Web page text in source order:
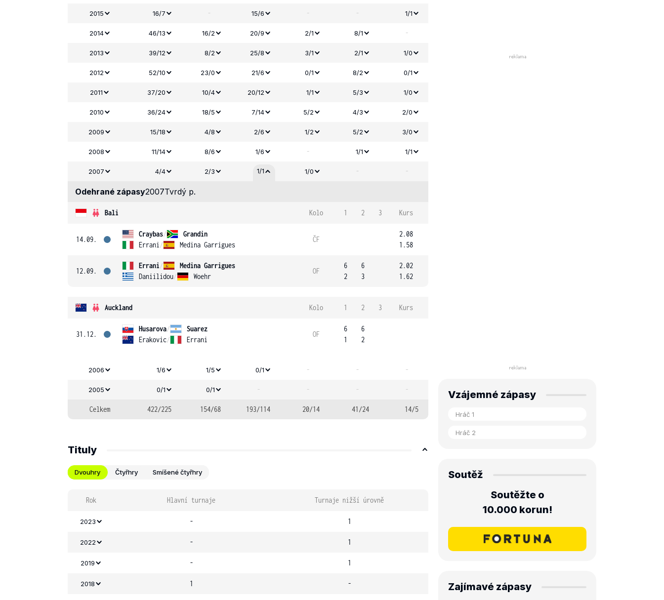
2015 16/7 - 15/6 - - 1/1
2014 46/13 16/2 20/9 2/1 8/1 -
2013 39/12 8/2 25/8 3/1 2/1 1/0
2012 52/10 23/0 21/6 0/1 8/2 0/1
2011 37/20 10/4 20/12 1/1 5/3 1/0
2010 36/24 18/5 7/14 5/2 4/3 2/0
2009 15/18 4/8 2/6 1/2 5/2 3/0
2008 11/14 8/6 1/6 - 1/1 1/1
2007 4/4 2/3 1/1 1/0 - -
Odehrané zápasy2007Tvrdý p.
Bali Kolo 1 2 3 Kurs
14.09.
Craybas/
Grandin
Errani / Medina Garrigues
ČF
2.08
1.58
12.09.
Errani/
Medina Garrigues
Daniilidou/ Woehr
OF
6
2
6
3
2.02
1.62
Auckland Kolo 1 2 3 Kurs
31.12.
Husarova/
Suarez
Erakovic/ Errani
OF
6
1
6
2
2006 1/6 1/5 0/1 - - -
2005 0/1 0/1 - - - -
Celkem 422/225 154/68 193/114 20/14 41/24 14/5
Tituly
Dvouhry Čtyřhry Smíšené čtyřhry
Rok Hlavní turnaje Turnaje nižší úrovně
2023 - 1
2022 - 1
2019 - 1
2018 1 -
Vzájemné zápasy
Soutěž
Soutěžte o
10.000 korun!
Zajímavé zápasy